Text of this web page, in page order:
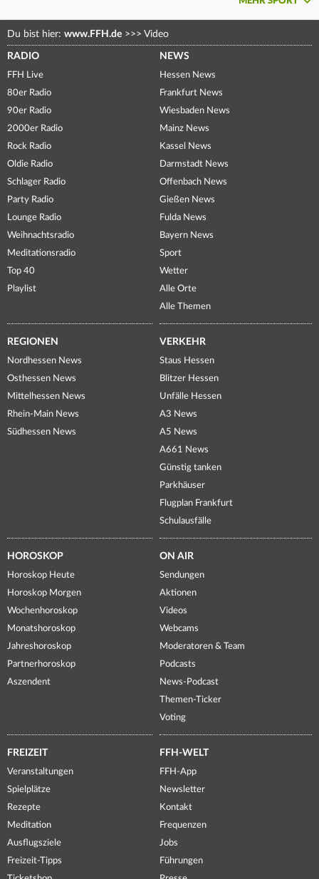
Du bist hier: www.FFH.de >>> Video
RADIO
FFH Live
80er Radio
90er Radio
2000er Radio
Rock Radio
Oldie Radio
Schlager Radio
Party Radio
Lounge Radio
Weihnachtsradio
Meditationsradio
Top 40
Playlist
NEWS
Hessen News
Frankfurt News
Wiesbaden News
Mainz News
Kassel News
Darmstadt News
Offenbach News
Gießen News
Fulda News
Bayern News
Sport
Wetter
Alle Orte
Alle Themen
REGIONEN
Nordhessen News
Osthessen News
Mittelhessen News
Rhein-Main News
Südhessen News
VERKEHR
Staus Hessen
Blitzer Hessen
Unfälle Hessen
A3 News
A5 News
A661 News
Günstig tanken
Parkhäuser
Flugplan Frankfurt
Schulausfälle
HOROSKOP
Horoskop Heute
Horoskop Morgen
Wochenhoroskop
Monatshoroskop
Jahreshoroskop
Partnerhoroskop
Aszendent
ON AIR
Sendungen
Aktionen
Videos
Webcams
Moderatoren & Team
Podcasts
News-Podcast
Themen-Ticker
Voting
FREIZEIT
Veranstaltungen
Spielplätze
Rezepte
Meditation
Ausflugsziele
Freizeit-Tipps
FFH-WELT
FFH-App
Newsletter
Kontakt
Frequenzen
Jobs
Führungen